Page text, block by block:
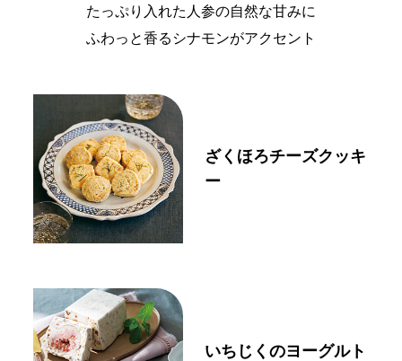
たっぷり入れた人参の自然な甘みに
ふわっと香るシナモンがアクセント
ざくほろチーズクッキ
ー
いちじくのヨーグルト